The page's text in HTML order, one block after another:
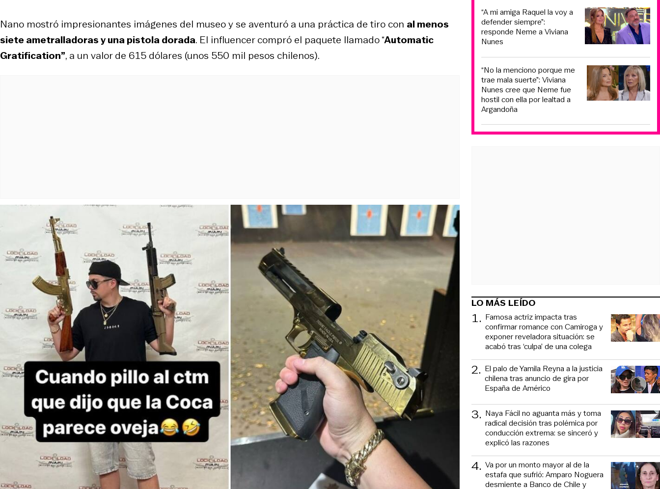
Nano mostró impresionantes imágenes del museo y se aventuró a una práctica de tiro con al menos
siete ametralladoras y una pistola dorada. El influencer compró el paquete llamado “Automatic
Gratification”, a un valor de 615 dólares (unos 550 mil pesos chilenos).
“A mi amiga Raquel la voy a
defender siempre”:
responde Neme a Viviana
Nunes
“No la menciono porque me
trae mala suerte”: Viviana
Nunes cree que Neme fue
hostil con ella por lealtad a
Argandoña
LO MÁS LEÍDO
1. Famosa actriz impacta tras
confirmar romance con Camiroga y
exponer reveladora situación: se
acabó tras ‘culpa’ de una colega
2. El palo de Yamila Reyna a la justicia
chilena tras anuncio de gira por
España de Américo
3. Naya Fácil no aguanta más y toma
radical decisión tras polémica por
conducción extrema: se sinceró y
explicó las razones
4. Va por un monto mayor al de la
estafa que sufrió: Amparo Noguera
desmiente a Banco de Chile y